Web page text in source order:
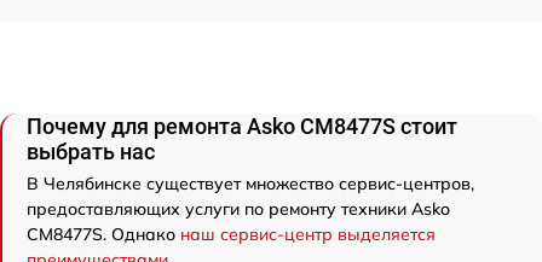
Почему для ремонта Asko CM8477S стоит
выбрать нас
В Челябинске существует множество сервис-центров,
предоставляющих услуги по ремонту техники Asko
CM8477S. Однако наш сервис-центр выделяется